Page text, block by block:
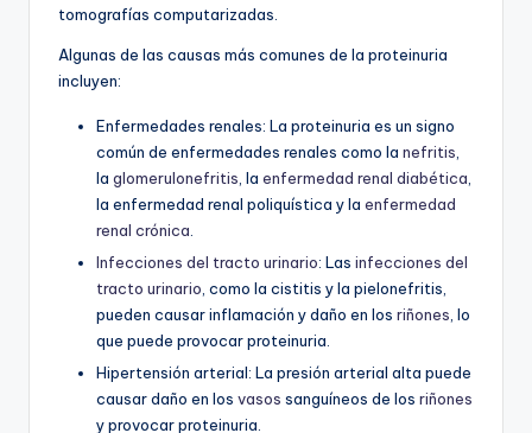
tomografías computarizadas.
Algunas de las causas más comunes de la proteinuria
incluyen:
Enfermedades renales: La proteinuria es un signo
común de enfermedades renales como la nefritis
la glomerulonefritis , la enfermedad renal diabética
la enfermedad renal poliquística y la enfermedad
renal crónica
Infecciones del tracto urinario: Las infecciones del
tracto urinario , como la cistitis y la pielonefritis,
pueden causar inflamación y daño en los riñones , lo
que puede provocar proteinuria.
Hipertensión arterial: La presión arterial alta puede
causar daño en los vasos sanguíneos de los riñones
y provocar proteinuria.